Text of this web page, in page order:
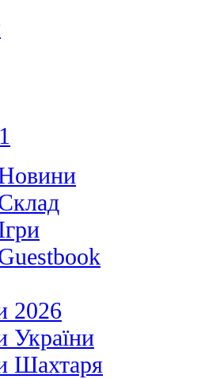
2026
України
Шахтаря